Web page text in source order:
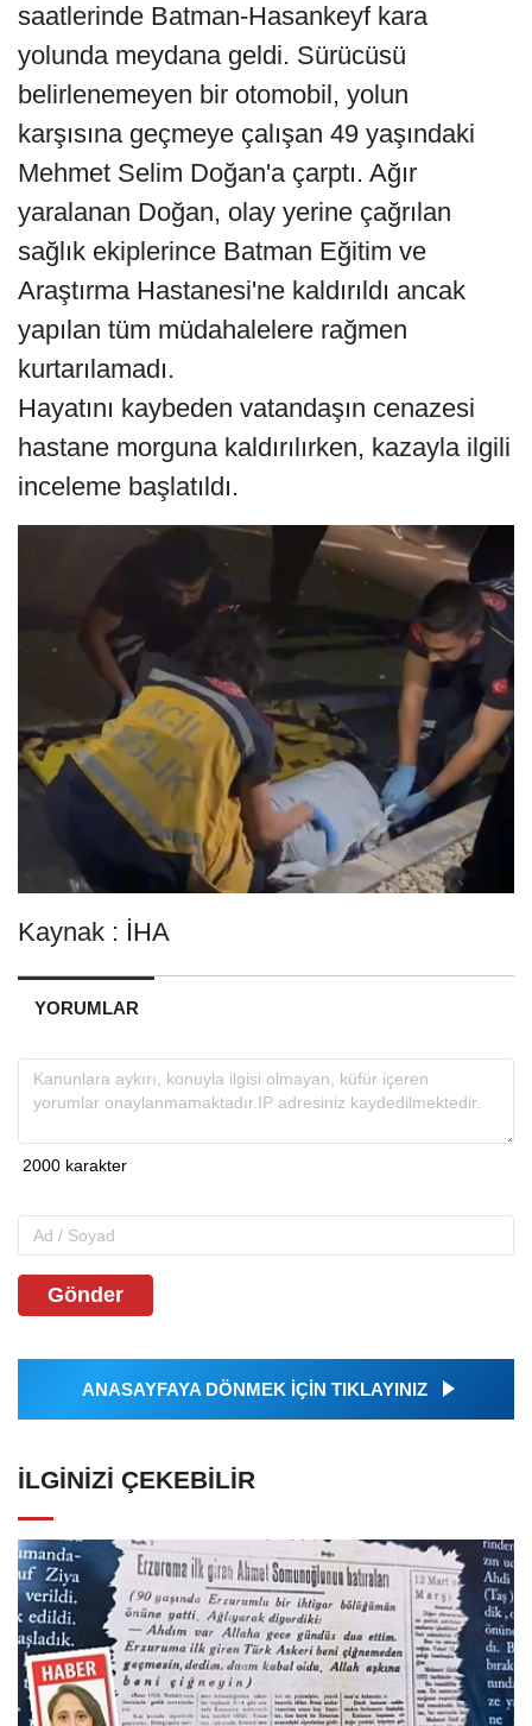
saatlerinde Batman-Hasankeyf kara
yolunda meydana geldi. Sürücüsü
belirlenemeyen bir otomobil, yolun
karşısına geçmeye çalışan 49 yaşındaki
Mehmet Selim Doğan'a çarptı. Ağır
yaralanan Doğan, olay yerine çağrılan
sağlık ekiplerince Batman Eğitim ve
Araştırma Hastanesi'ne kaldırıldı ancak
yapılan tüm müdahalelere rağmen
kurtarılamadı.
Hayatını kaybeden vatandaşın cenazesi
hastane morguna kaldırılırken, kazayla ilgili
inceleme başlatıldı.
Kaynak : İHA
YORUMLAR
Gönder
ANASAYFAYA DÖNMEK İÇİN TIKLAYINIZ
İLGINIZI ÇEKEBILIR